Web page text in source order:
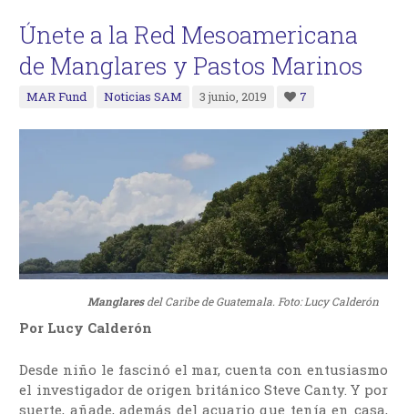
Únete a la Red Mesoamericana
de Manglares y Pastos Marinos
MAR Fund Noticias SAM 3 junio, 2019 7
Manglaresdel Caribe de Guatemala. Foto: Lucy Calderón
Por Lucy Calderón
Desde niño le fascinó el mar, cuenta con entusiasmo
el investigador de origen británico Steve Canty. Y por
suerte, añade, además del acuario que tenía en casa,